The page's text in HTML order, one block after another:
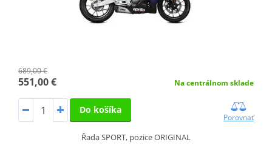
689,00 €
551,00 € Na centrálnom sklade
Do košíka
Porovnať
Řada SPORT, pozice ORIGINAL